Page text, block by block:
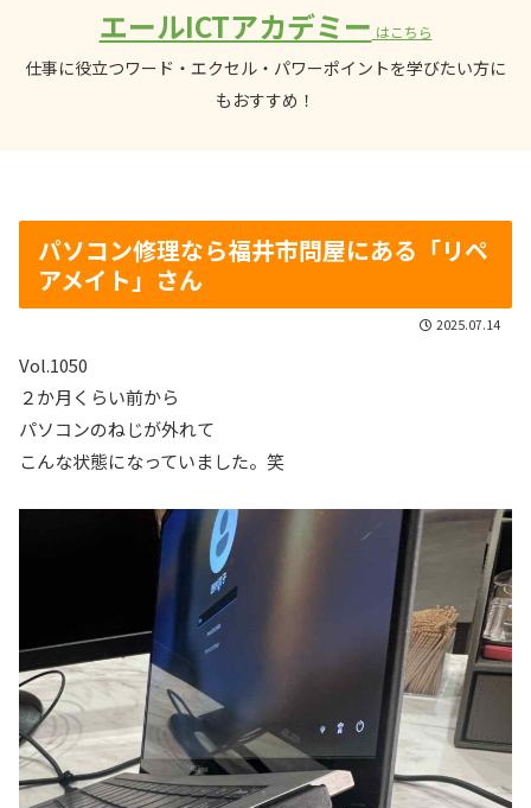
エールICTアカデミー はこちら
仕事に役立つワード・エクセル・パワーポイントを学びたい方に
もおすすめ！
パソコン修理なら福井市問屋にある「リペ
アメイト」さん
2025.07.14
Vol.1050
２か月くらい前から
パソコンのねじが外れて
こんな状態になっていました。笑